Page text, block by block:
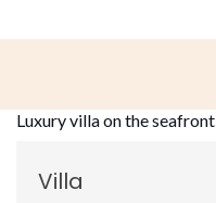
Luxury villa on the seafront
Villa